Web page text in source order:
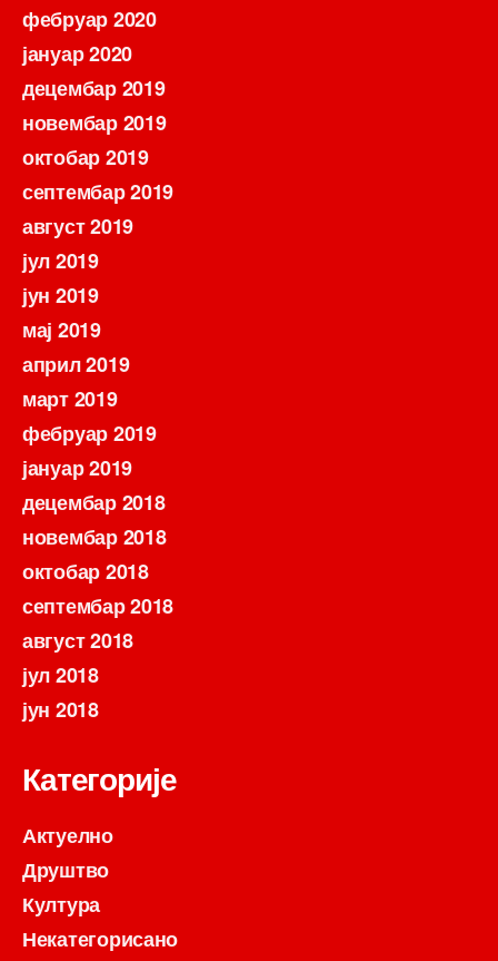
фебруар 2020
јануар 2020
децембар 2019
новембар 2019
октобар 2019
септембар 2019
август 2019
јул 2019
јун 2019
мај 2019
април 2019
март 2019
фебруар 2019
јануар 2019
децембар 2018
новембар 2018
октобар 2018
септембар 2018
август 2018
јул 2018
јун 2018
Категорије
Актуелно
Друштво
Култура
Некатегорисано